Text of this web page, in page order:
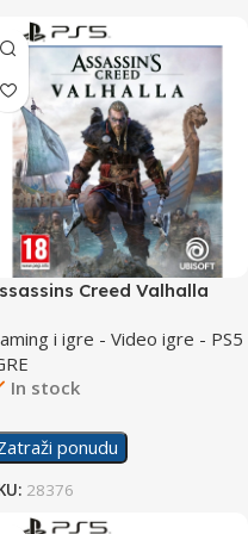
Creed Valhalla
i igre - Video igre - PS5
In stock
ponudu
28376